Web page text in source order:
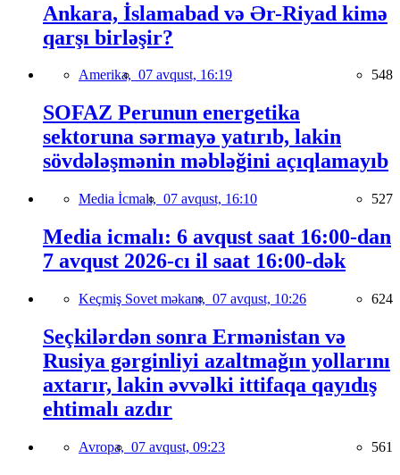
Ankara, İslamabad və Ər-Riyad kimə
qarşı birləşir?
Amerika, 07 avqust, 16:19 548
SOFAZ Perunun energetika
sektoruna sərmayə yatırıb, lakin
sövdələşmənin məbləğini açıqlamayıb
Media İcmalı, 07 avqust, 16:10 527
Media icmalı: 6 avqust saat 16:00-dan
7 avqust 2026-cı il saat 16:00-dək
Keçmiş Sovet məkanı, 07 avqust, 10:26 624
Seçkilərdən sonra Ermənistan və
Rusiya gərginliyi azaltmağın yollarını
axtarır, lakin əvvəlki ittifaqa qayıdış
ehtimalı azdır
Avropa, 07 avqust, 09:23 561